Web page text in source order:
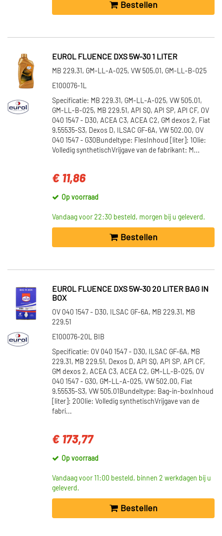
Bestellen
EUROL FLUENCE DXS 5W-30 1 LITER
MB 229.31, GM-LL-A-025, VW 505.01, GM-LL-B-025
E100076-1L
Specificatie: MB 229.31, GM-LL-A-025, VW 505.01,
GM-LL-B-025, MB 229.51, API SQ, API SP, API CF, OV
040 1547 - D30, ACEA C3, ACEA C2, GM dexos 2, Fiat
9.55535-S3, Dexos D, ILSAC GF-6A, VW 502.00, OV
040 1547 - G30Bundeltype: FlesInhoud [liter]: 1Olie:
Volledig synthetischVrijgave van de fabrikant: M...
€ 11,86
Op voorraad
Vandaag voor 22:30 besteld, morgen bij u geleverd.
Bestellen
EUROL FLUENCE DXS 5W-30 20 LITER BAG IN
BOX
OV 040 1547 - D30, ILSAC GF-6A, MB 229.31, MB
229.51
E100076-20L BIB
Specificatie: OV 040 1547 - D30, ILSAC GF-6A, MB
229.31, MB 229.51, Dexos D, API SQ, API SP, API CF,
GM dexos 2, ACEA C3, ACEA C2, GM-LL-B-025, OV
040 1547 - G30, GM-LL-A-025, VW 502.00, Fiat
9.55535-S3, VW 505.01Bundeltype: Bag-in-boxInhoud
[liter]: 20Olie: Volledig synthetischVrijgave van de
fabri...
€ 173,77
Op voorraad
Vandaag voor 11:00 besteld, binnen 2 werkdagen bij u
geleverd.
Bestellen